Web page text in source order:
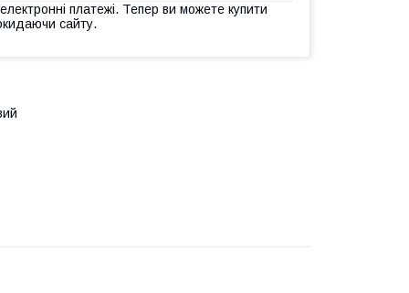
платежі. Тепер ви можете купити
сайту.